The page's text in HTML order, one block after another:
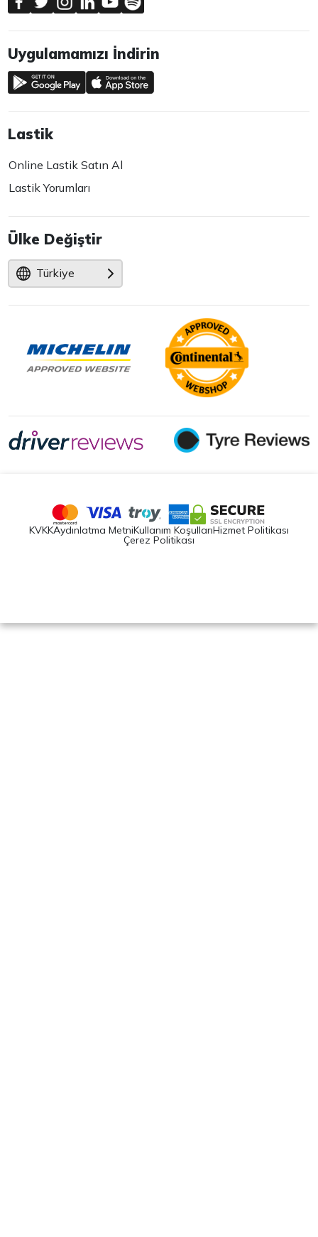
Uygulamamızı İndirin
Lastik
Online Lastik Satın Al
Lastik Yorumları
Ülke Değiştir
Türkiye
KVKKAydınlatma MetniKullanım KoşullarıHizmet Politikası
Çerez Politikası